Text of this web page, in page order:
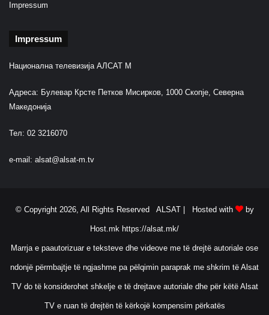
Impressum
Impressum
Национална телевизија АЛСАТ М
Адреса: Булевар Крсте Петков Мисирков, 1000 Скопје, Северна
Македонија
Тел: 02 3216070
e-mail: alsat@alsat-m.tv
© Copyright 2026, All Rights Reserved ALSAT | Hosted with by
Host.mk https://alsat.mk/
Marrja e paautorizuar e teksteve dhe videove me të drejtë autoriale ose
ndonjë përmbajtje të ngjashme pa pëlqimin paraprak me shkrim të Alsat
TV do të konsiderohet shkelje e të drejtave autoriale dhe për këtë Alsat
TV e ruan të drejtën të kërkojë kompensim përkatës